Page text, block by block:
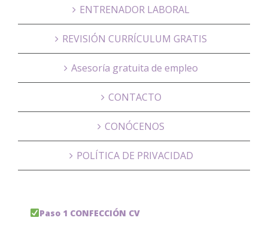
ENTRENADOR LABORAL
REVISIÓN CURRÍCULUM GRATIS
Asesoría gratuita de empleo
CONTACTO
CONÓCENOS
POLÍTICA DE PRIVACIDAD
Paso 1 CONFECCIÓN CV